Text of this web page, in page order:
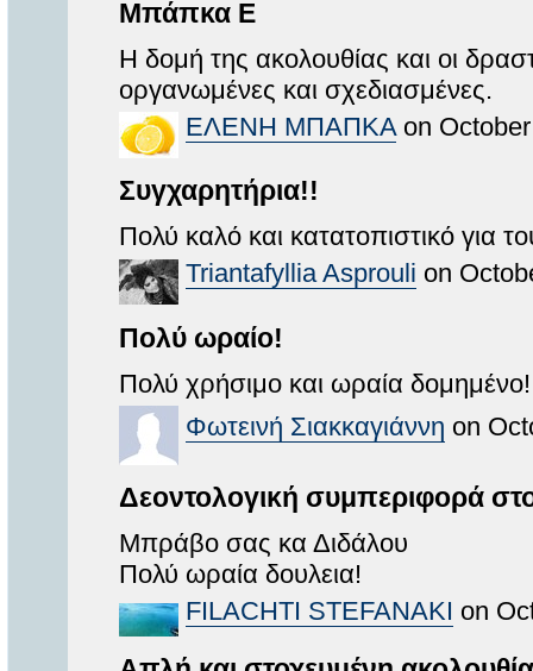
Μπάπκα Ε
Η δομή της ακολουθίας και οι
οργανωμένες και σχεδιασμένες.
ΕΛΕΝΗ ΜΠΑΠΚΑ on
Συγχαρητήρια!!
Πολύ καλό και κατατοπιστικό για
Triantafyllia Asprouli on
Πολύ ωραίο!
Πολύ χρήσιμο και ωραία δομημένο!
Φωτεινή Σιακκαγιάννη on
Δεοντολογική συμπεριφορά
Μπράβο σας κα Διδάλου
Πολύ ωραία δουλεια!
FILACHTI STEFANAKI on